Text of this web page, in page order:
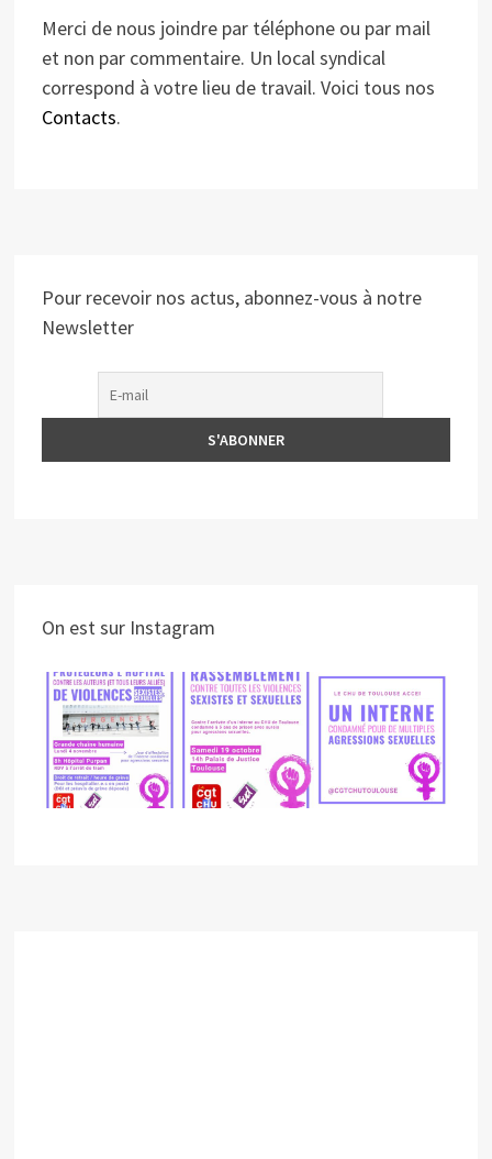
Merci de nous joindre par téléphone ou par mail
et non par commentaire. Un local syndical
correspond à votre lieu de travail. Voici tous nos
Contacts.
Pour recevoir nos actus, abonnez-vous à notre
Newsletter
On est sur Instagram